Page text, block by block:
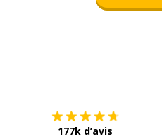
177k d’avis